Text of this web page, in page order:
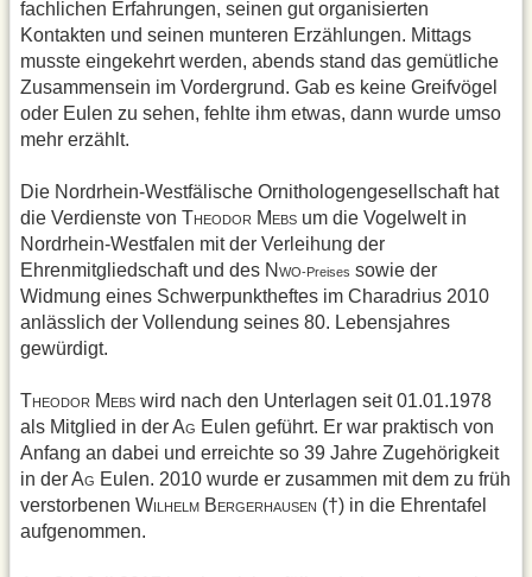
fachlichen Erfahrungen, seinen gut organisierten
Kontakten und seinen munteren Erzählungen. Mittags
musste eingekehrt werden, abends stand das gemütliche
Zusammensein im Vordergrund. Gab es keine Greifvögel
oder Eulen zu sehen, fehlte ihm etwas, dann wurde umso
mehr erzählt.
Die Nordrhein-Westfälische Ornithologengesellschaft hat
die Verdienste von THEODOR M EBS um die Vogelwelt in
Nordrhein-Westfalen mit der Verleihung der
Ehrenmitgliedschaft und des N WO-Preises sowie der
Widmung eines Schwerpunktheftes im Charadrius 2010
anlässlich der Vollendung seines 80. Lebensjahres
gewürdigt.
THEODOR M EBS wird nach den Unterlagen seit 01.01.1978
als Mitglied in der AG Eulen geführt. Er war praktisch von
Anfang an dabei und erreichte so 39 Jahre Zugehörigkeit
in der AG Eulen. 2010 wurde er zusammen mit dem zu früh
verstorbenen W ILHELM B ERGERHAUSEN (†) in die Ehrentafel
aufgenommen.